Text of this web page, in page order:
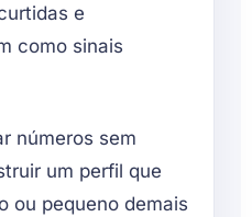
e
como sinais
números sem
um perfil que
ou pequeno demais